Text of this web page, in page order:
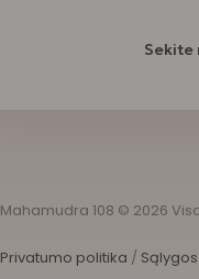
Sekite
Mahamudra 108 © 2026
Privatumo politika /